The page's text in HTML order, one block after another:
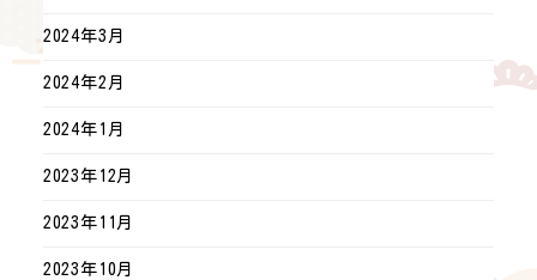
2024年3月
2024年2月
2024年1月
2023年12月
2023年11月
2023年10月